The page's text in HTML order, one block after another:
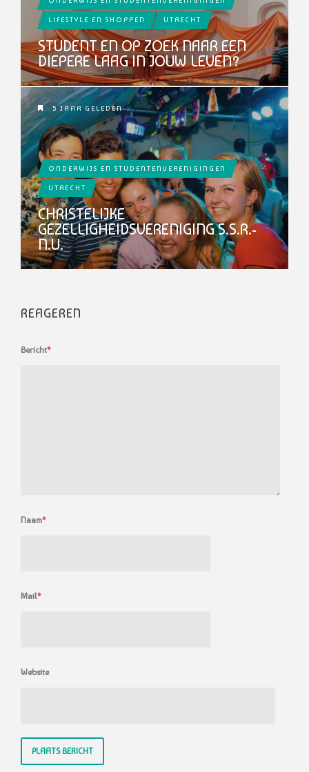
LIFESTYLE EN SHOPPEN UTRECHT
STUDENT EN OP ZOEK NAAR EEN
DIEPERE LAAG IN JOUW LEVEN?
5 JAAR GELEDEN
ONDERWIJS EN STUDENTENVERENIGINGEN
UTRECHT
CHRISTELIJKE
GEZELLIGHEIDSVERENIGING S.S.R.-
N.U.
REAGEREN
Bericht*
Naam*
Mail*
Website